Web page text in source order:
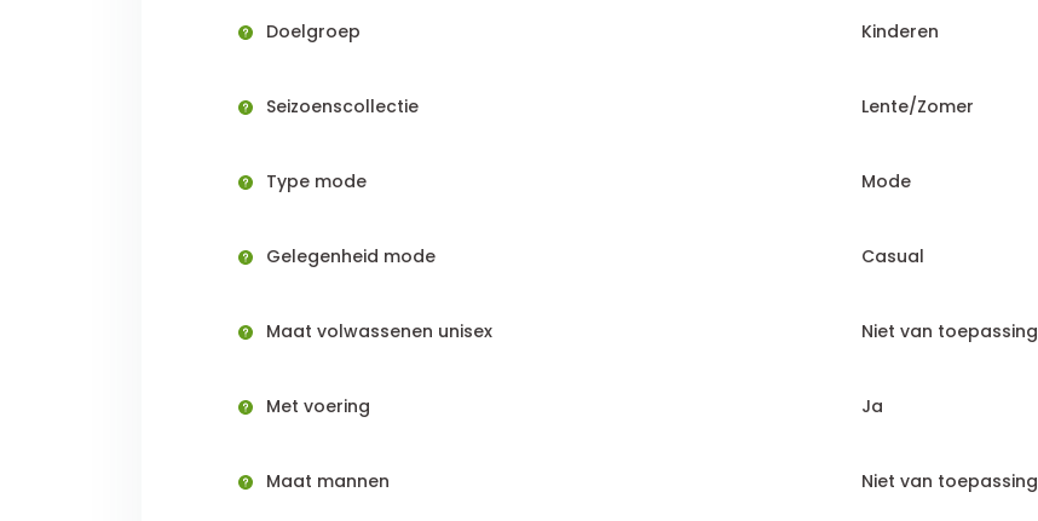
Doelgroep Kinderen
Seizoenscollectie Lente/Zomer
Type mode Mode
Gelegenheid mode Casual
Maat volwassenen unisex Niet van toepassing
Met voering Ja
Maat mannen Niet van toepassing